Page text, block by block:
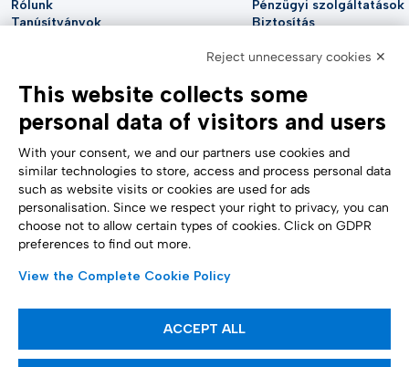
Rólunk
Tanúsítványok
Impresszum
Pénzügyi szolgáltatások
Biztosítás
Autóipar
Élettudományok
TÁMOGATÁS
Kapcsolatfelvétel
Bejelentés
Süti beállítások
Űrlapok
KÖVESS MINKET
FIZETÉSI MÓDOK
Reject unnecessary cookies ✕
This website collects some
personal data of visitors and users
With your consent, we and our partners use cookies and
similar technologies to store, access and process personal data
such as website visits or cookies are used for ads
personalisation. Since we respect your right to privacy, you can
choose not to allow certain types of cookies. Click on GDPR
preferences to find out more.
View the Complete Cookie Policy
ACCEPT ALL